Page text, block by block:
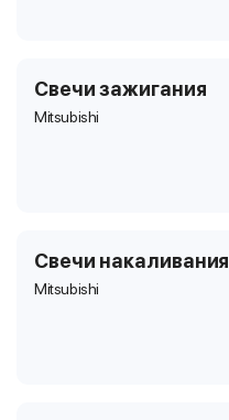
Свечи зажигания
Mitsubishi
Свечи накаливания
Mitsubishi